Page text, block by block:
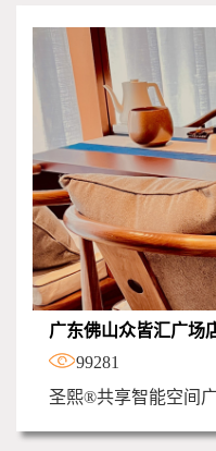
广东佛山众皆汇广场
99281
圣熙®共享智能空间